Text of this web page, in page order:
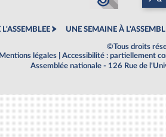
UNE SEMAINE À
©Tous droits
Mentions légales
Accessibilité : partiellement
Assemblée nationale - 126 Rue de